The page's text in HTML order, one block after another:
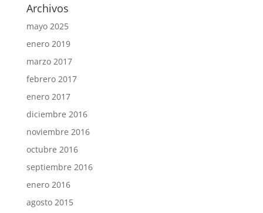
Archivos
mayo 2025
enero 2019
marzo 2017
febrero 2017
enero 2017
diciembre 2016
noviembre 2016
octubre 2016
septiembre 2016
enero 2016
agosto 2015